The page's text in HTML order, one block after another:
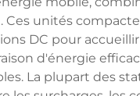
unités
DC pour
d'énergie
La plupart des